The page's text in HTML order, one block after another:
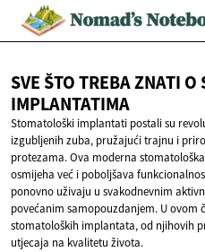
SVE ŠTO TREBA ZNATI O
IMPLANTATIMA
Stomatološki implantati postali su
izgubljenih zuba, pružajući trajnu i
protezama. Ova moderna
osmijeha već i poboljšava
ponovno uživaju u svakodnevnim
povećanim samopouzdanjem. U ovom
stomatoloških implantata, od njihovih
utjecaja na kvalitetu života.